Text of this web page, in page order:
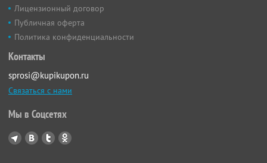
Лицензионный договор
Публичная оферта
Политика конфиденциальности
Контакты
sprosi@kupikupon.ru
Связаться с нами
Мы в Соцсетях